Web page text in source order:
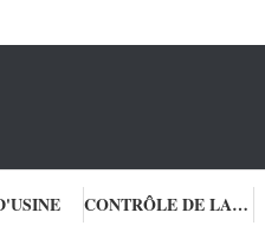
CONTRÔLE DE LA QUALITÉ